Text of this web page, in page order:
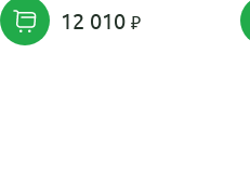
12 010